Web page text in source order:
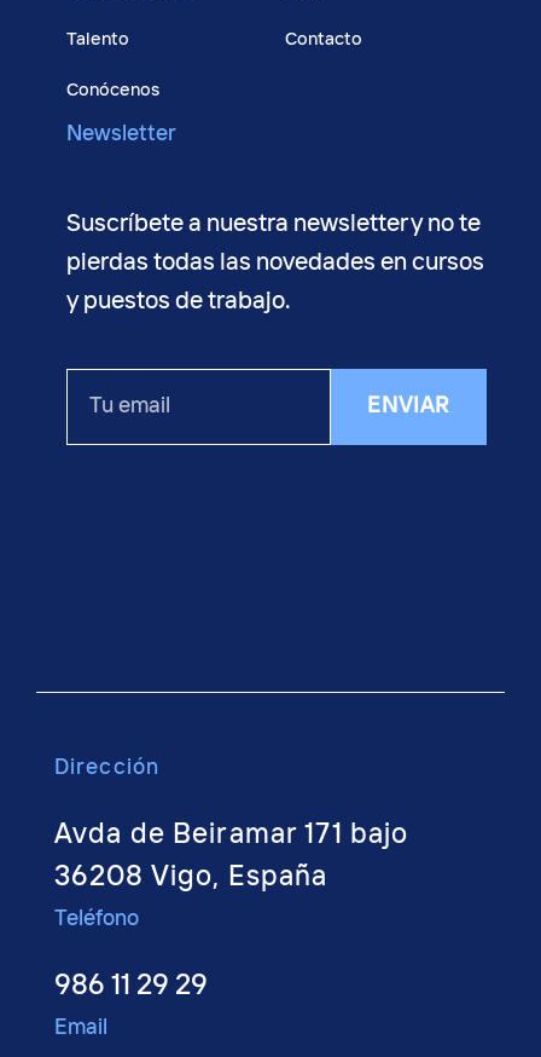
Talento
Conócenos
Contacto
Newsletter
Suscríbete a nuestra newsletter y no te
pierdas todas las novedades en cursos
y puestos de trabajo.
ENVIAR
Dirección
Avda de Beiramar 171 bajo
36208 Vigo, España
Teléfono
986 11 29 29
Email